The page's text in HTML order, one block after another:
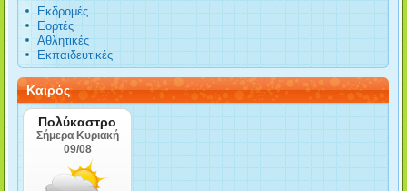
Εκδρομές
Εορτές
Αθλητικές
Εκπαιδευτικές
Καιρός